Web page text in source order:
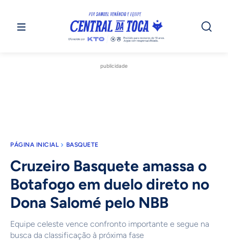
publicidade
PÁGINA INICIAL BASQUETE
Cruzeiro Basquete amassa o
Botafogo em duelo direto no
Dona Salomé pelo NBB
Equipe celeste vence confronto importante e segue na
busca da classificação à próxima fase